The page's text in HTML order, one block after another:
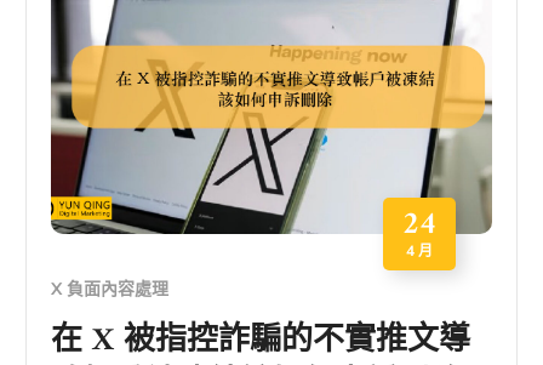
24
4 月
X 負面內容處理
在 X 被指控詐騙的不實推文導